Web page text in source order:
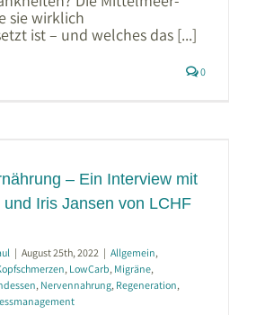
sie wirklich
ist – und welches das [...]
0
– Ein Interview mit
und Iris Jansen von LCHF
| August 25th, 2022 | Allgemein,
, LowCarb, Migräne,
, Nervennahrung, Regeneration,